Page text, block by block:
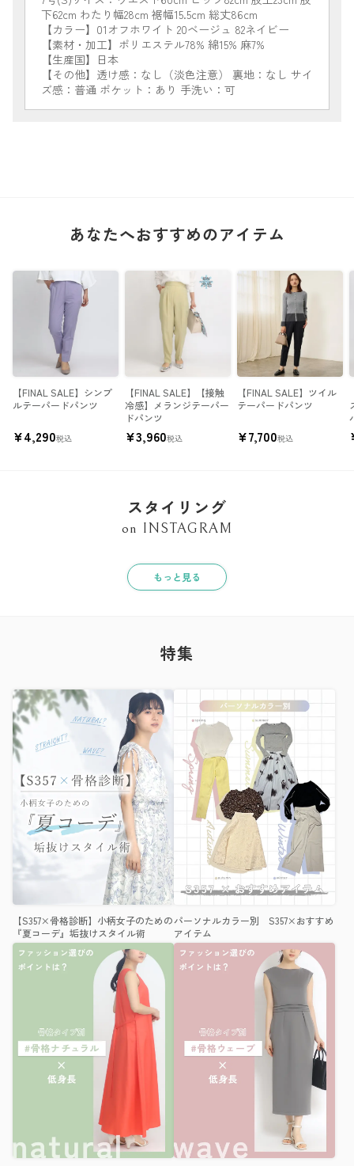
下62cm わたり幅28cm 裾幅15.5cm 総丈86cm
【カラー】01オフホワイト 20ベージュ 82ネイビー
【素材・加工】ポリエステル78% 綿15% 麻7%
【生産国】日本
【その他】透け感：なし（淡色注意） 裏地：なし サイ
ズ感：普通 ポケット：あり 手洗い：可
あなたへおすすめのアイテム
【FINAL SALE】シンプ
ルテーパードパンツ
¥4,290税込
【FINAL SALE】【接触
冷感】メランジテーパー
ドパンツ
¥3,960税込
【FINAL SALE】ツイル
テーパードパンツ
¥7,700税込
スタイリング
on INSTAGRAM
もっと見る
特集
【S357×骨格診断】小柄女子のための
『夏コーデ』垢抜けスタイル術
パーソナルカラー別 S357×おすすめ
アイテム